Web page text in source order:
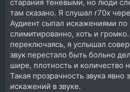
старания теневыми, но люди
там сказано. Я слушал r70x
Аудиент сыпал искажениями по
слимитированно, хоть и
переключаясь, я услышал
звук перестало быть больно
шире, плотность и количество
Такая прозрачность звука явно
искажений в звуке.